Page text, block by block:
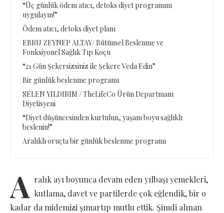
“Üç günlük ödem atıcı, detoks diyet programını
uygulayın!”
Ödem atıcı, detoks diyet planı
EBRU ZEYNEP ALTAY/ Bütünsel Beslenme ve
Fonksiyonel Sağlık Tıp Koçu
“21 Gün Şekersizsiniz ile Şekere Veda Edin”
Bir günlük beslenme programı
SELEN YILDIRIM / TheLifeCo Ürün Departmanı
Diyetisyeni
“Diyet düşüncesinden kurtulun, yaşam boyu sağlıklı
beslenin!”
Aralıklı oruçta bir günlük beslenme programı
A ralık ayı boyunca devam eden yılbaşı yemekleri,
kutlama, davet ve partilerde çok eğlendik, bir o
kadar da midemizi şımartıp mutlu ettik. Şimdi alınan